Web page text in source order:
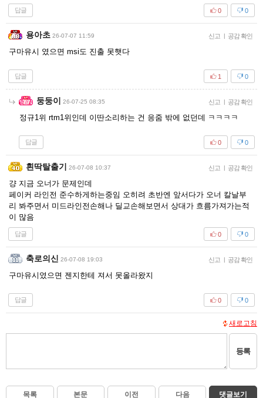
답글 0
0
용아초 26-07-07 11:59 신고 | 공감 확인
구마유시 였으면 msi도 진출 못햇다
답글 0
1
둥둥이 26-07-25 08:35 신고 | 공감 확인
정규1위 rtm1위인데 이딴소리하는 건 응줌 밖에 없던데 ㅋㅋㅋㅋ
답글 0
0
흰딱탈출기 26-07-08 10:37 신고 | 공감 확인
걍 지금 오너가 문제인데
페이커 라인전 준수하게하는중임 오히려 초반엔 앞서다가 오너 칼날부
리 봐주면서 미드라인전손해나 딜교손해보면서 상대가 흐름가져가는적
이 많음
답글 0
0
축로의신 26-07-08 19:03 신고 | 공감 확인
구마유시였으면 젠지한테 져서 못올라왔지
답글 0
0
새로고침
등록
목록 본문 이전 다음 댓글보기